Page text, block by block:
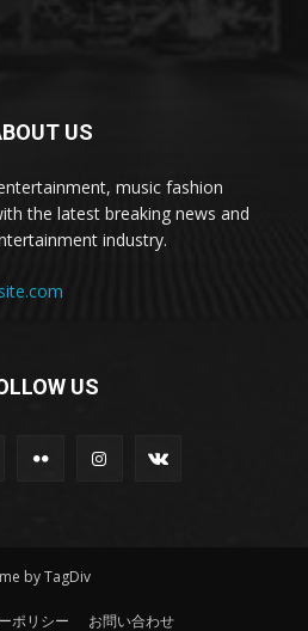
US
music fashion
the latest breaking news and
industry.
US
by TagDiv
ポリシー お問い合わせ